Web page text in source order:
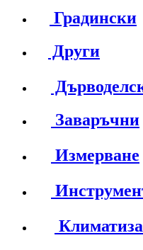
Градински
Други
Заваръчни
Измерване